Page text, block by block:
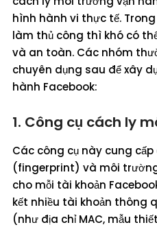
hình hành vi thực tế.
làm thủ công thì khó có
và an toàn. Các nhóm
chuyên dụng sau để xây
hành Facebook:
1. Công cụ cách ly
Các công cụ này cung
(fingerprint) và môi
cho mỗi tài khoản
kết nhiều tài khoản thông
(như địa chỉ MAC, mẫu